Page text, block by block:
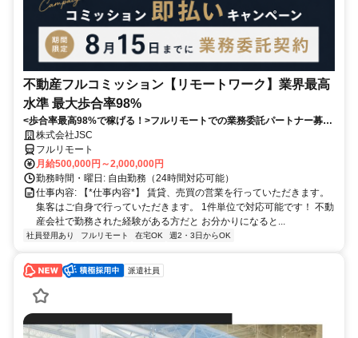
不動産フルコミッション【リモートワーク】業界最高
水準 最大歩合率98%
<歩合率最高98%で稼げる！>フルリモートでの業務委託パートナー募
集！1件単位で対応可能！
株式会社JSC
フルリモート
月給500,000円～2,000,000円
勤務時間・曜日: 自由勤務（24時間対応可能）
仕事内容: 【*仕事内容*】 賃貸、売買の営業を行っていただきます。
集客はご自身で行っていただきます。 1件単位で対応可能です！ 不動
産会社で勤務された経験がある方だと お分かりになると...
社員登用あり フルリモート 在宅OK 週2・3日からOK
派遣社員